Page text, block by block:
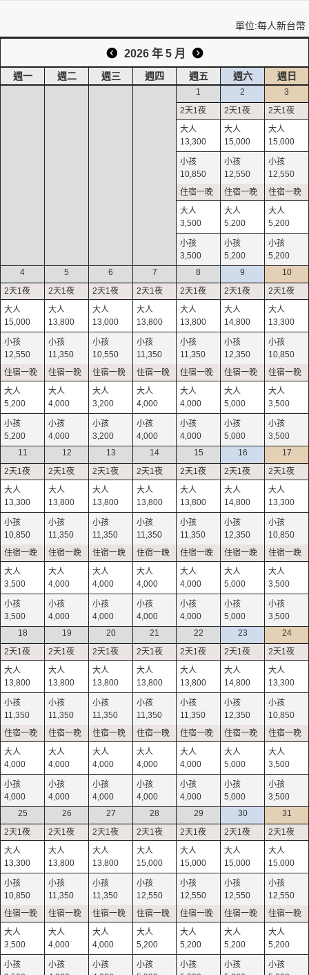
單位:每人新台幣
2026 年 5 月
週一 週二 週三 週四 週五 週六 週日
1
13,300
10,850
3,500
3,500
2
15,000
12,550
5,200
5,200
3
15,000
12,550
5,200
5,200
4
15,000
12,550
5,200
5,200
5
13,800
11,350
4,000
4,000
6
13,000
10,550
3,200
3,200
7
13,800
11,350
4,000
4,000
8
13,800
11,350
4,000
4,000
9
14,800
12,350
5,000
5,000
10
13,300
10,850
3,500
3,500
11
13,300
10,850
3,500
3,500
12
13,800
11,350
4,000
4,000
13
13,800
11,350
4,000
4,000
14
13,800
11,350
4,000
4,000
15
13,800
11,350
4,000
4,000
16
14,800
12,350
5,000
5,000
17
13,300
10,850
3,500
3,500
18
13,800
11,350
4,000
4,000
19
13,800
11,350
4,000
4,000
20
13,800
11,350
4,000
4,000
21
13,800
11,350
4,000
4,000
22
13,800
11,350
4,000
4,000
23
14,800
12,350
5,000
5,000
24
13,300
10,850
3,500
3,500
25
13,300
10,850
3,500
26
13,800
11,350
4,000
27
13,800
11,350
4,000
28
15,000
12,550
5,200
29
15,000
12,550
5,200
30
15,000
12,550
5,200
31
15,000
12,550
5,200